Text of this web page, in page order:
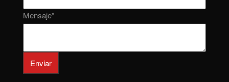
Mensaje*
Enviar